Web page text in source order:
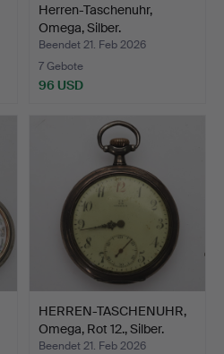
Herren-Taschenuhr,
Omega, Silber.
Beendet 21. Feb 2026
7 Gebote
96 USD
HERREN-TASCHENUHR,
Omega, Rot 12., Silber.
Beendet 21. Feb 2026